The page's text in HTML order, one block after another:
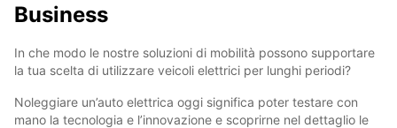
Business
In che modo le nostre soluzioni di mobilità possono supportare
la tua scelta di utilizzare veicoli elettrici per lunghi periodi?
Noleggiare un’auto elettrica oggi significa poter testare con
mano la tecnologia e l’innovazione e scoprirne nel dettaglio le